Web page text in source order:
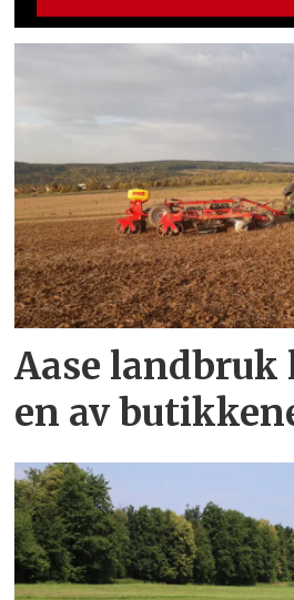
Aase landbruk
en av